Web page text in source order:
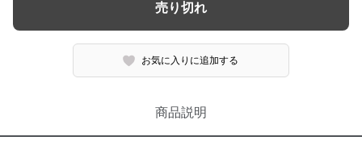
売り切れ
お気に入りに追加する
商品説明